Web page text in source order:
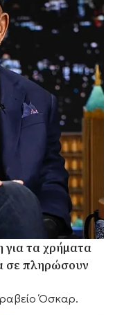
τα χρήματα
σε πληρώσουν
Όσκαρ.